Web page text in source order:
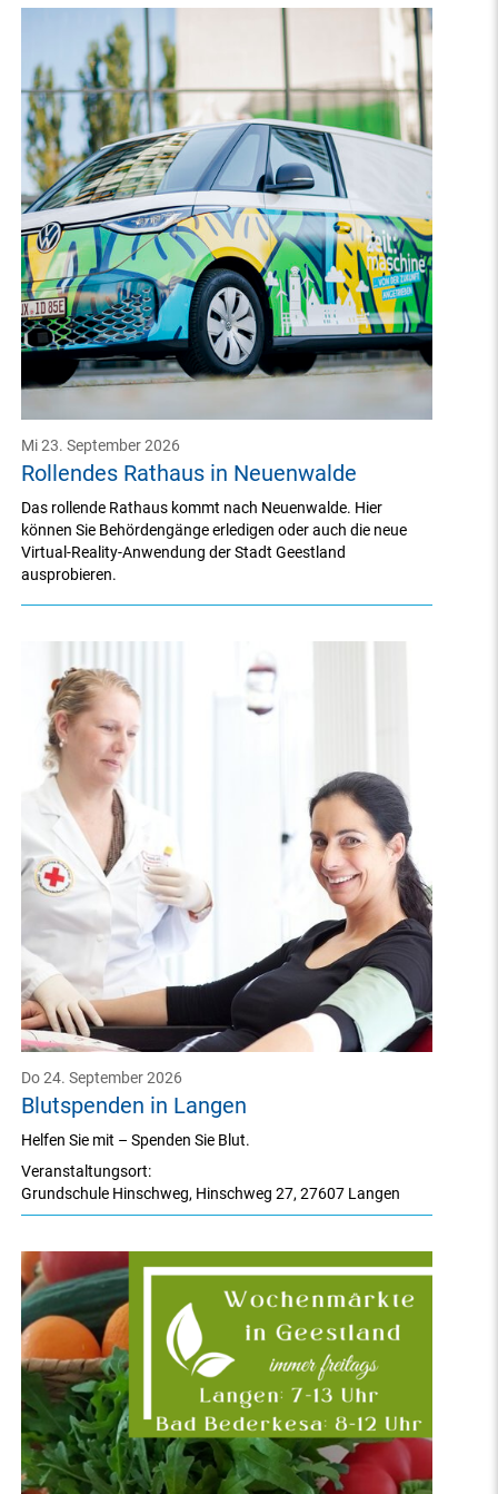
Rollendes Rathaus in Neuenwalde
Mi 23. September 2026
Das rollende Rathaus kommt nach Neuenwalde. Hier
können Sie Behördengänge erledigen oder auch die neue
Virtual-Reality-Anwendung der Stadt Geestland
ausprobieren.
Blutspenden in Langen
Do 24. September 2026
Veranstaltungsort:
Grundschule Hinschweg, Hinschweg 27,27607 Langen
Helfen Sie mit – Spenden Sie Blut.